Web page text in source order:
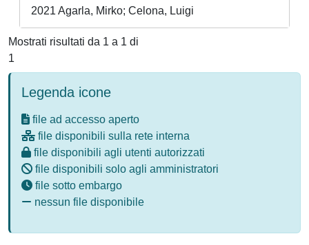
2021 Agarla, Mirko; Celona, Luigi
Mostrati risultati da 1 a 1 di
1
Legenda icone
file ad accesso aperto
file disponibili sulla rete interna
file disponibili agli utenti autorizzati
file disponibili solo agli amministratori
file sotto embargo
nessun file disponibile